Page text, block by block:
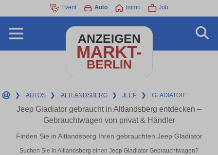
Event Auto Immo Job
ANZEIGEN
MARKT-
BERLIN
❯ AUTOS ❯ ALTLANDSBERG ❯ JEEP ❯ GLADIATOR
Jeep Gladiator gebraucht in Altlandsberg entdecken –
Gebrauchtwagen von privat & Händler
Finden Sie in Altlandsberg Ihren gebrauchten Jeep Gladiator
Suchen Sie in Altlandsberg einen Jeep Gladiator Gebrauchtwagen?